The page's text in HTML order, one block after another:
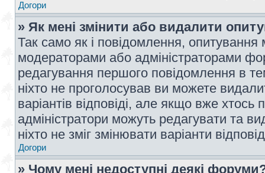
Догори
» Як мені змінити або видалити
Так само як і повідомлення,
модераторами або адміністраторами
редагування першого повідомлення в
ніхто не проголосував ви можете
варіантів відповіді, але якщо вже
адміністратори можуть редагувати та
ніхто не зміг змінювати варіанти
Догори
» Чому мені недоступні деякі